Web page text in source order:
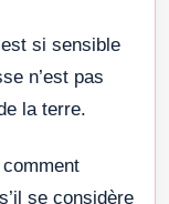
si sensible
n’est pas
la terre.
se considère